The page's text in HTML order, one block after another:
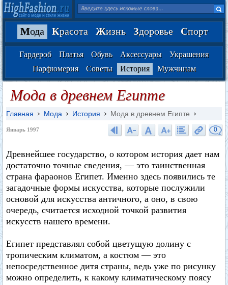
Мода Красота Жизнь Здоровье Спорт
Гардероб Платья Обувь Аксессуары
Украшения
Парфюмерия
Советы История Мужчинам
Мода в древнем Египте
Главная Мода История Мода в древнем Египте
Январь 1997 0
Древнейшее государство, о котором история дает нам
достаточно точные сведения, — это таинственная
страна фараонов Египет. Именно здесь появились те
загадочные формы искусства, которые послужили
основой для искусства античного, а оно, в свою
очередь, считается исходной точкой развития
искусств нашего времени.
Египет представлял собой цветущую долину с
тропическим климатом, а костюм — это
непосредственное дитя страны, ведь уже по рисунку
можно определить, к какому климатическому поясу